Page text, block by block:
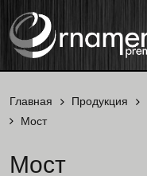
Главная Продукция
Мост
Мост